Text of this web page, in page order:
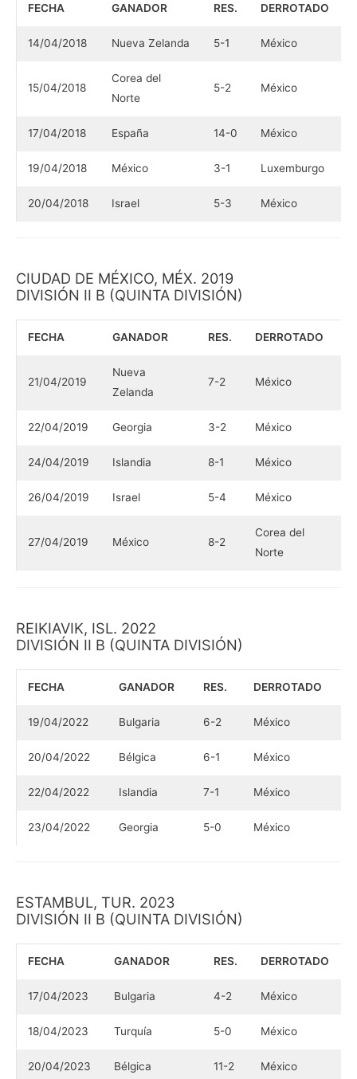
FECHA GANADOR RES. DERROTADO
14/04/2018 Nueva Zelanda 5-1 México
15/04/2018
Corea del
Norte
5-2 México
17/04/2018 España 14-0 México
19/04/2018 México 3-1 Luxemburgo
20/04/2018 Israel 5-3 México
CIUDAD DE MÉXICO, MÉX. 2019
DIVISIÓN II B (QUINTA DIVISIÓN)
FECHA GANADOR RES. DERROTADO
21/04/2019
Nueva
Zelanda
7-2 México
22/04/2019 Georgia 3-2 México
24/04/2019 Islandia 8-1 México
26/04/2019 Israel 5-4 México
27/04/2019 México 8-2
Corea del
Norte
REIKIAVIK, ISL. 2022
DIVISIÓN II B (QUINTA DIVISIÓN)
FECHA GANADOR RES. DERROTADO
19/04/2022 Bulgaria 6-2 México
20/04/2022 Bélgica 6-1 México
22/04/2022 Islandia 7-1 México
23/04/2022 Georgia 5-0 México
ESTAMBUL, TUR. 2023
DIVISIÓN II B (QUINTA DIVISIÓN)
FECHA GANADOR RES. DERROTADO
17/04/2023 Bulgaria 4-2 México
18/04/2023 Turquía 5-0 México
20/04/2023 Bélgica 11-2 México